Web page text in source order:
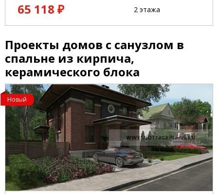
65 118 ₽
2 этажа
Проекты домов с санузлом в
спальне из кирпича,
керамического блока
Новый